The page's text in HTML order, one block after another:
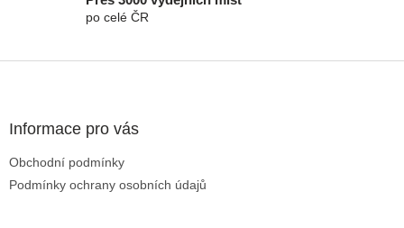
po celé ČR
Informace pro vás
Obchodní podmínky
Podmínky ochrany osobních údajů